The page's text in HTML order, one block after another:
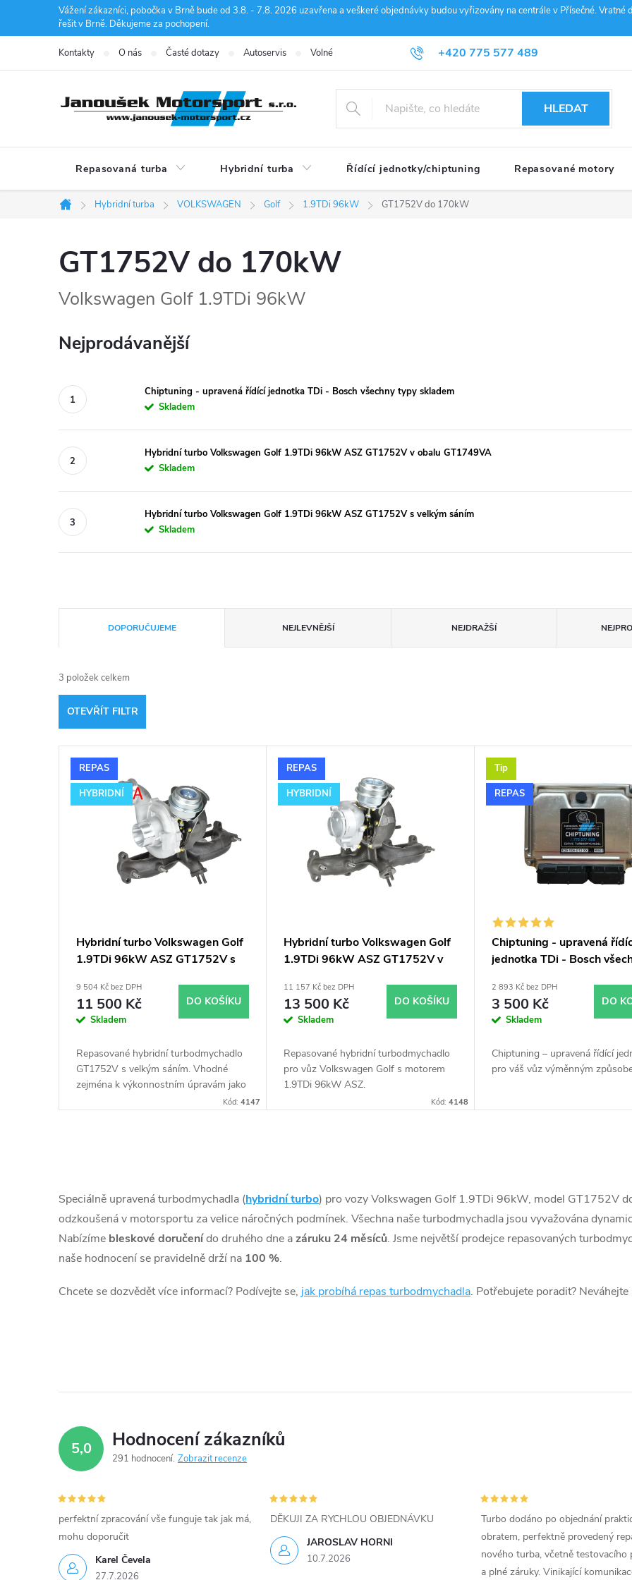
Vážení zákazníci, pobočka v Brně bude od 3.8. - 7.8. 2026 uzavřena a veškeré objednávky budou vyřizovány na centrále v Přísečné.
řešit v Brně. Děkujeme za pochopení.
+420 775 577 489
info@janousek-motorsport.cz
Kontakty O nás Časté dotazy Autoservis Volné pozice Obchodní podmínky Reklamace
HLEDAT
Repasovaná turba Hybridní turba Řídící jednotky/chiptuning Repasované motory
Domů
Hybridní turba VOLKSWAGEN Golf 1.9TDi 96kW GT1752V do 170kW
GT1752V do 170kW
Volkswagen Golf 1.9TDi 96kW
Nejprodávanější
Chiptuning - upravená řídící jednotka TDi - Bosch všechny typy skladem
Skladem
Hybridní turbo Volkswagen Golf 1.9TDi 96kW ASZ GT1752V v obalu GT1749VA
Skladem
Hybridní turbo Volkswagen Golf 1.9TDi 96kW ASZ GT1752V s velkým sáním
Skladem
a
z
e
n
DOPORUČUJEME NEJLEVNĚJŠÍ NEJDRAŽŠÍ
3 položek celkem
OTEVŘÍT FILTR
V
ý
k
ů
REPAS
HYBRIDNÍ
Hybridní turbo Volkswagen Golf
1.9TDi 96kW ASZ GT1752V s
9 504 Kč bez DPH
11 500 Kč
Skladem
DO KOŠÍKU
Repasované hybridní turbodmychadlo
GT1752V s velkým sáním. Vhodné
zejména k výkonnostním úpravám jako
např. chiptuning. Pro vůz Volkswagen
Kód:4147
REPAS
HYBRIDNÍ
Hybridní turbo Volkswagen Golf
1.9TDi 96kW ASZ GT1752V v
11 157 Kč bez DPH
13 500 Kč
Skladem
DO KOŠÍKU
Repasované hybridní turbodmychadlo
pro vůz Volkswagen Golf s motorem
1.9TDi 96kW ASZ.
Kód: 4148
Tip
REPAS
Chiptuning - upravená
jednotka TDi - Bosch
2 893 Kč bez DPH
3 500 Kč
Skladem
DO
Chiptuning – upravená řídící
pro váš vůz výměnným
v
l
á
a
p
v
k
y
v
ý
Speciálně upravená turbodmychadla (hybridní turbo) pro vozy Volkswagen Golf 1.9TDi 96kW, model GT1752V
odzkoušená v motorsportu za velice náročných podmínek. Všechna naše turbodmychadla jsou vyvažována
Nabízíme bleskové doručenído druhého dne azáruku 24 měsíců. Jsme největší prodejce repasovaných
naše hodnocení se pravidelně drží na 100 %.
Chcete se dozvědět více informací? Podívejte se, jak probíhá repas turbodmychadla. Potřebujete poradit?
5,0 Hodnocení zákazníků
291 hodnocení Zobrazit recenze
Karel Čevela
27.7.2026
perfektní zpracování vše funguje tak jak má,
mohu doporučit
JAROSLAV HORNI
10.7.2026
DĚKUJI ZA RYCHLOU OBJEDNÁVKU
Turbo dodáno po objednání
obratem, perfektně provedený
nového turba, včetně testovacího
a plné záruky. Vinikající